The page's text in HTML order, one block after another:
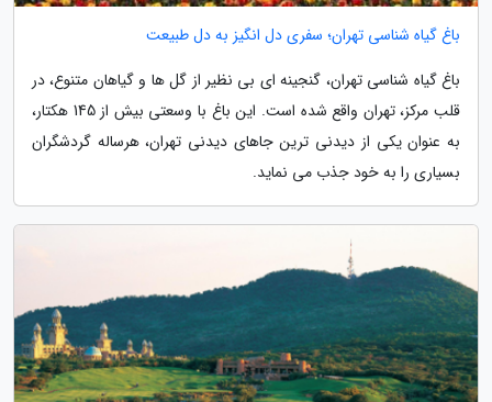
باغ گیاه شناسی تهران؛ سفری دل انگیز به دل طبیعت
باغ گیاه شناسی تهران، گنجینه ای بی نظیر از گل ها و گیاهان متنوع، در
قلب مرکز، تهران واقع شده است. این باغ با وسعتی بیش از 145 هکتار،
به عنوان یکی از دیدنی ترین جاهای دیدنی تهران، هرساله گردشگران
بسیاری را به خود جذب می نماید.